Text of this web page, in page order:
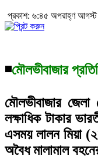
প্রকাশ: ৬:৪৫ অপরাহ্ণ
◾মৌলভীবাজার
মৌলভীবাজার জেলা
লক্ষাধিক টাকার
এসময় লালন মিয়া
অবৈধ মালামাল